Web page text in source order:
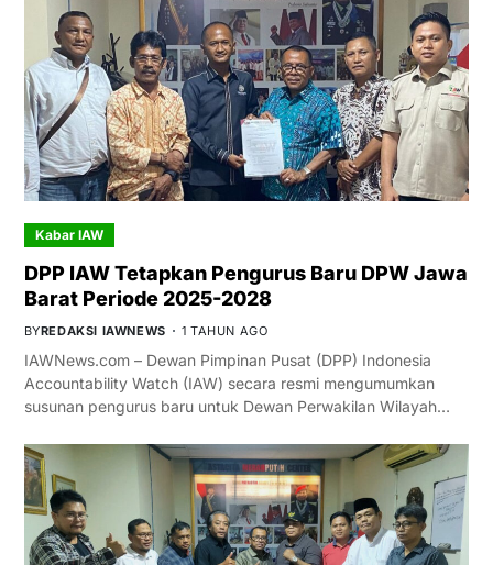
Kabar IAW
DPP IAW Tetapkan Pengurus Baru DPW Jawa
Barat Periode 2025-2028
BYREDAKSI IAWNEWS 1 TAHUN AGO
IAWNews.com – Dewan Pimpinan Pusat (DPP) Indonesia
Accountability Watch (IAW) secara resmi mengumumkan
susunan pengurus baru untuk Dewan Perwakilan Wilayah…